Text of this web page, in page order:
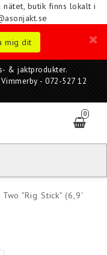
butik finns lokalt i
mig dit
& jaktprodukter.
- 072-527 12
0
Two "Rig Stick" (6,9'